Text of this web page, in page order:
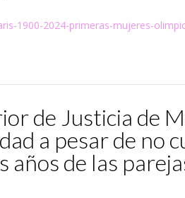
1900-2024-primeras-mujeres-
de Justicia de
a pesar de no
años de las